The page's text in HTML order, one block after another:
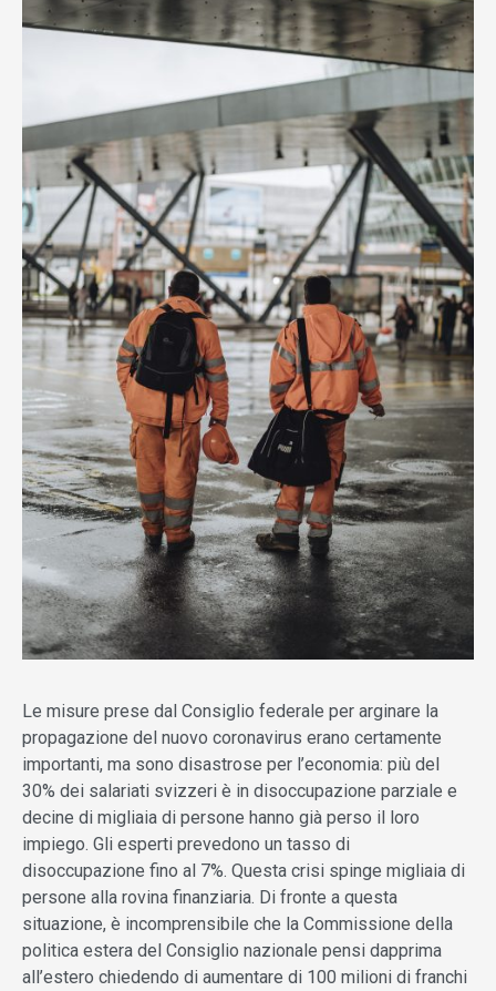
Le misure prese dal Consiglio federale per arginare la
propagazione del nuovo coronavirus erano certamente
importanti, ma sono disastrose per l’economia: più del
30% dei salariati svizzeri è in disoccupazione parziale e
decine di migliaia di persone hanno già perso il loro
impiego. Gli esperti prevedono un tasso di
disoccupazione fino al 7%. Questa crisi spinge migliaia di
persone alla rovina finanziaria. Di fronte a questa
situazione, è incomprensibile che la Commissione della
politica estera del Consiglio nazionale pensi dapprima
all’estero chiedendo di aumentare di 100 milioni di franchi